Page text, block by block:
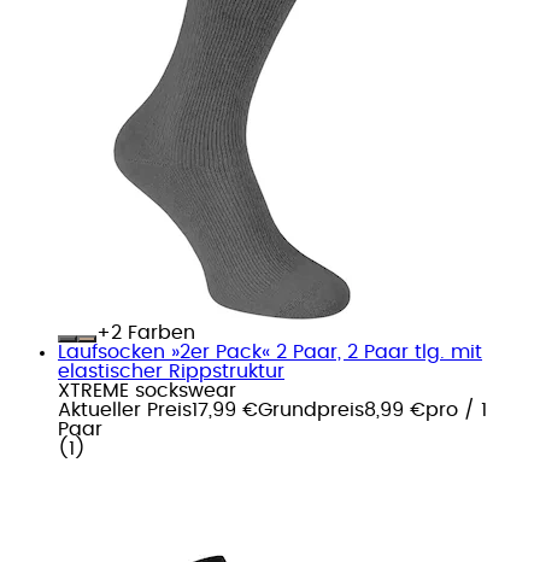
+
Farben
Laufsocken »2er Pack« 2 Paar, 2 Paar tlg. mit
elastischer Rippstruktur
XTREME sockswear
Aktueller Preis17,99 €Grundpreis8,99 €pro / 1
Paar
( 1 )